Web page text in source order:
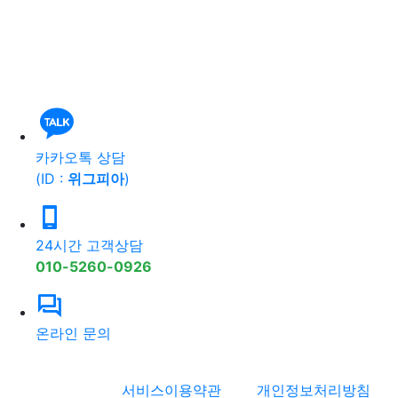
카카오톡 상담
(ID : 위그피아)
24시간 고객상담
010-5260-0926
온라인 문의
서비스이용약관 개인정보처리방침